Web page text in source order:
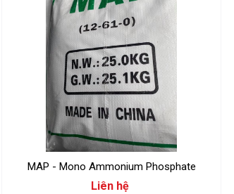
MAP - Mono Ammonium Phosphate
Liên hệ